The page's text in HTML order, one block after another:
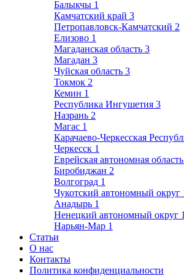
Балыкчы 1
Камчатский край 3
Петропавловск-Камчатский 2
Елизово 1
Магаданская область 3
Магадан 3
Чуйская область 3
Токмок 2
Кемин 1
Республика Ингушетия 3
Назрань 2
Магас 1
Карачаево-Черкесская
Черкесск 1
Еврейская автономная область
Биробиджан 2
Волгоград 1
Чукотский автономный округ
Анадырь 1
Ненецкий автономный округ 1
Нарьян-Мар 1
Статьи
О нас
Контакты
Политика конфиденциальности